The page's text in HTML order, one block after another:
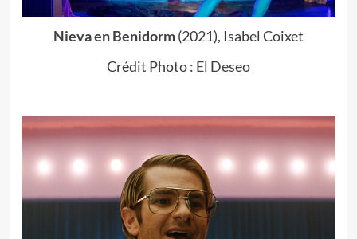
Nieva en Benidorm(2021), Isabel Coixet
Crédit Photo : El Deseo